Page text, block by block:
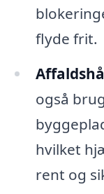
flyde frit.
også
hvilket
rent og